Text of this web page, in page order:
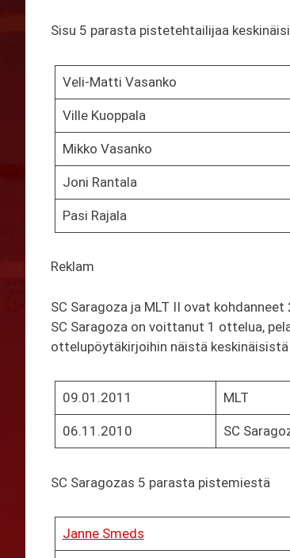
Sisu 5 parasta pistetehtailijaa
Veli-Matti Vasanko
Ville Kuoppala
Mikko Vasanko
Joni Rantala
Pasi Rajala
Reklam
SC Saragoza ja MLT II ovat
SC Saragoza on voittanut 1 ottelua,
ottelupöytäkirjoihin näistä
09.01.2011 MLT
06.11.2010 SC
SC Saragozas 5 parasta pistemiestä
Janne Smeds